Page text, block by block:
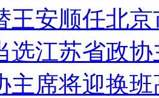
王安顺任北
选江苏省政协
主席将迎换班